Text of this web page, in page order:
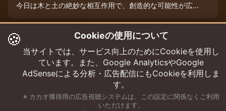
今日は木と土の絶妙な相互作用で、創造的な可能性が広...
2025年8月12日
今日は、燃えるような情熱と成長のエネルギーに満ちた...
🍪 Cookieの使用について
当サイトでは、サービス向上のためにCookieを使用し
ています。また、Google AnalyticsやGoogle
AdSenseによる分析・広告配信にもCookieを利用しま
す。
※ カカオ獲得用の広告視聴システムは、この設定に関係なくご利用
いただけます。